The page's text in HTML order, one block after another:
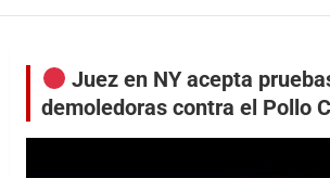
Juez en NY acepta
demoledoras contra el Pollo